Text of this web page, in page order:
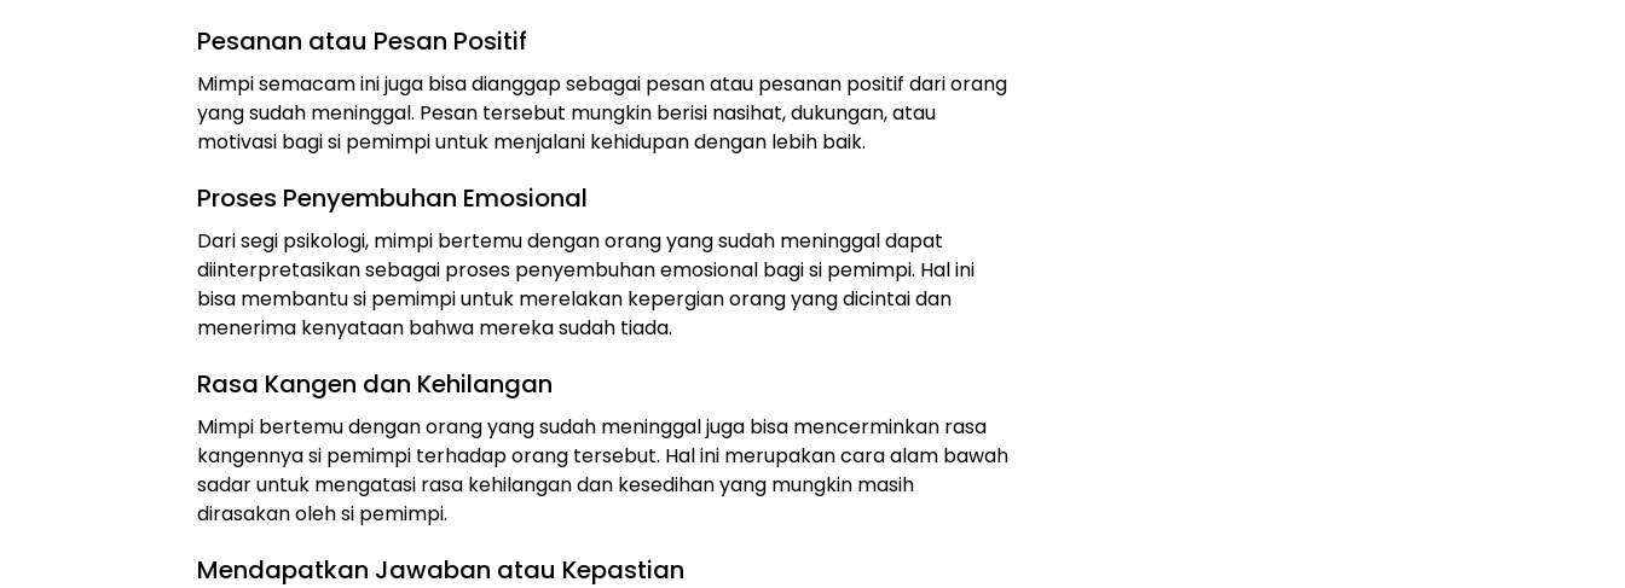
Pesanan atau Pesan Positif
Mimpi semacam ini juga bisa dianggap sebagai pesan atau pesanan positif dari orang
yang sudah meninggal. Pesan tersebut mungkin berisi nasihat, dukungan, atau
motivasi bagi si pemimpi untuk menjalani kehidupan dengan lebih baik.
Proses Penyembuhan Emosional
Dari segi psikologi, mimpi bertemu dengan orang yang sudah meninggal dapat
diinterpretasikan sebagai proses penyembuhan emosional bagi si pemimpi. Hal ini
bisa membantu si pemimpi untuk merelakan kepergian orang yang dicintai dan
menerima kenyataan bahwa mereka sudah tiada.
Rasa Kangen dan Kehilangan
Mimpi bertemu dengan orang yang sudah meninggal juga bisa mencerminkan rasa
kangennya si pemimpi terhadap orang tersebut. Hal ini merupakan cara alam bawah
sadar untuk mengatasi rasa kehilangan dan kesedihan yang mungkin masih
dirasakan oleh si pemimpi.
Mendapatkan Jawaban atau Kepastian